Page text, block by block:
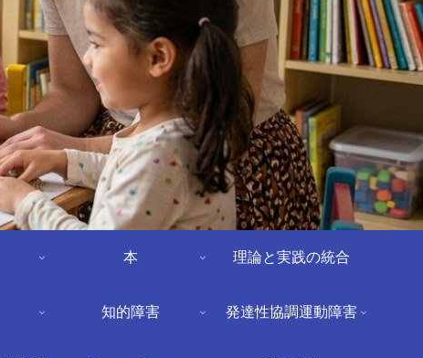
本 理論と実践の統合
知的障害 発達性協調運動障害